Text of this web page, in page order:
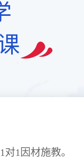
1对1因材施教。